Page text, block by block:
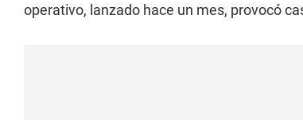
operativo, lanzado hace un mes, provocó